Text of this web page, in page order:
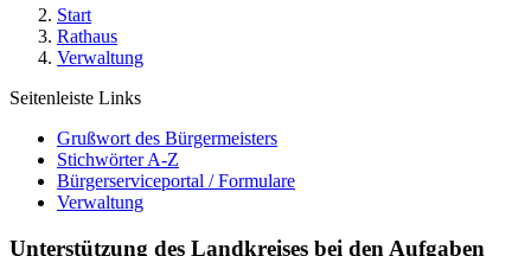
Start
Rathaus
Verwaltung
Seitenleiste Links
Grußwort des Bürgermeisters
Stichwörter A-Z
Bürgerserviceportal / Formulare
Verwaltung
Unterstützung des Landkreises bei den Aufgaben